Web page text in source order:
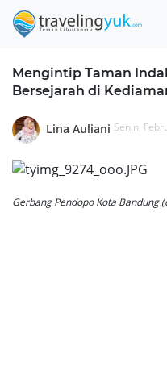
Mengintip Taman
Bersejarah di
Lina Auliani Senin,
Gerbang Pendopo Kota Bandung